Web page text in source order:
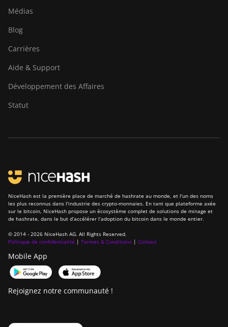
Médias
Blog
Carrières
Aide & Support
Développement des Affaires
Statut
NiceHash est la première place de marché de hashrate au monde, et l'un des noms
les plus reconnus dans l'industrie des crypto-monnaies. En tant que plateforme axée
sur le bitcoin, NiceHash propose un écosystème complet de solutions de minage et
de hashrate, dans le but d’accélérer l’adoption du bitcoin dans le monde entier.
© 2014 - 2026 NiceHash AG. All Rights Reserved.
Politique de confidentialité | Termes & Conditions | Contact
Mobile App
Rejoignez notre communauté !